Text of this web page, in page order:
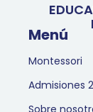
Menú
Montessori
Admisiones